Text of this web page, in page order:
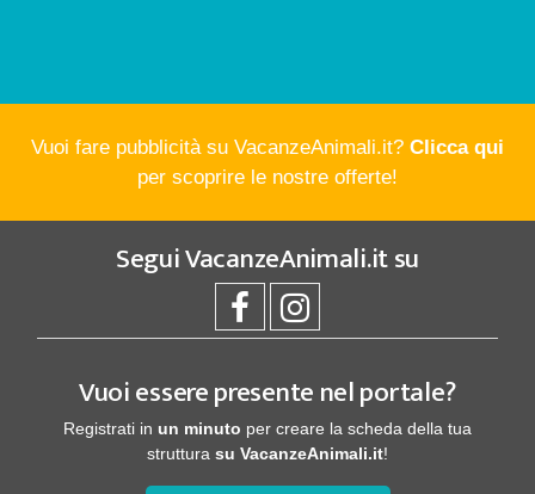
Vuoi fare pubblicità su VacanzeAnimali.it? Clicca qui
per scoprire le nostre offerte!
SeguiVacanzeAnimali.itsu
Vuoi essere presente nel portale?
Registrati in un minuto per creare la scheda della tua
struttura su VacanzeAnimali.it!